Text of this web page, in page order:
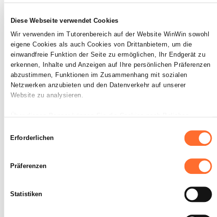
Diese Webseite verwendet Cookies
Wir verwenden im Tutorenbereich auf der Website WinWin sowohl
eigene Cookies als auch Cookies von Drittanbietern, um die
einwandfreie Funktion der Seite zu ermöglichen, Ihr Endgerät zu
erkennen, Inhalte und Anzeigen auf Ihre persönlichen Präferenzen
abzustimmen, Funktionen im Zusammenhang mit sozialen
Netzwerken anzubieten und den Datenverkehr auf unserer
Website zu analysieren.
sind Cookies, die für die Funktion der Website unbedingt
erforderlich sind. Eine Beschreibung der verschiedenen Cookies
bestimmte Funktionen (z. B. Abspielen von Videos, Teilen von
Inhalten in sozialen Netzwerken, Speichern von bevorzugten
Erforderlichen
Präferenzen
Statistiken
Verkaufsgesprächs sind aufgeführt
Der Plan ist überprüft und Fehler sind
Die vorgegebene Zeit wurde eingehalten.
Der Auszubildende ist in der
treffen.